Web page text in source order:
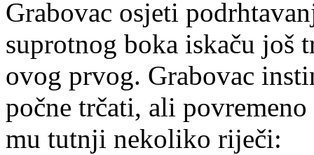
Grabovac osjeti
suprotnog boka iskaču još
ovog prvog. Grabovac
počne trčati, ali
mu tutnji nekoliko riječi: